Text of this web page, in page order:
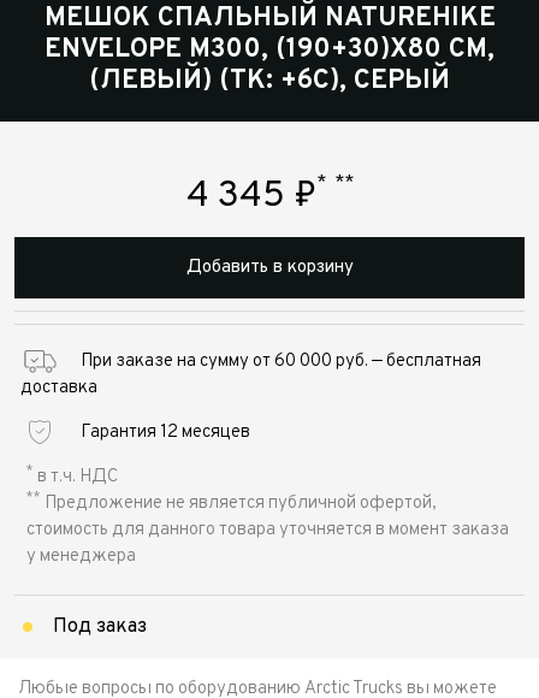
МЕШОК СПАЛЬНЫЙ NATUREHIKE
ENVELOPE M300, (190+30)Х80 СМ,
(ЛЕВЫЙ) (ТК: +6C), СЕРЫЙ
4 345 ₽* **
Добавить в корзину
При заказе на сумму от 60 000 руб. — бесплатная
доставка
Гарантия 12 месяцев
* в т.ч. НДС
** Предложение не является публичной офертой,
стоимость для данного товара уточняется в момент заказа
у менеджера
Под заказ
Любые вопросы по оборудованию Arctic Trucks вы можете